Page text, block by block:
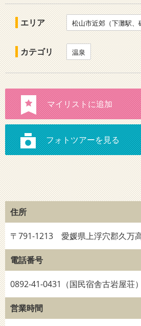
エリア 松山市近郊（下灘駅、
カテゴリ 温泉
住所
〒791-1213 愛媛県上浮穴郡久万
電話番号
0892-41-0431（国民宿舎古岩屋荘）
営業時間